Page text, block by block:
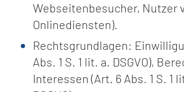
Webseitenbesucher, Nutzer
Onlinediensten).
Rechtsgrundlagen:
Abs. 1 S. 1 lit. a. DSGVO),
Interessen (Art. 6 Abs. 1 S. 1